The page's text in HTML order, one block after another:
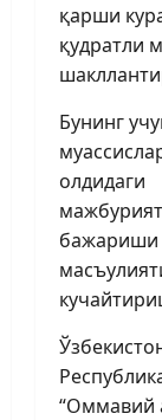
қарши
қудратли
Бунинг
олдидаги
бажариши
“Оммавий